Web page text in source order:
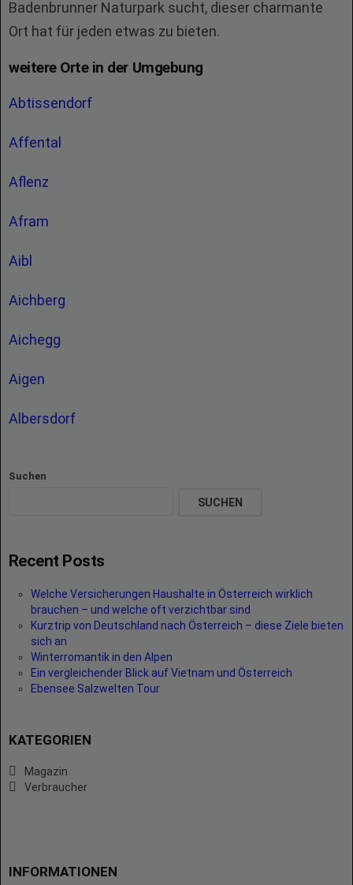
Badenbrunner Naturpark sucht, dieser charmante
Ort hat für jeden etwas zu bieten.
weitere Orte in der Umgebung
Abtissendorf
Affental
Aflenz
Afram
Aibl
Aichberg
Aichegg
Aigen
Albersdorf
Suchen
SUCHEN
Recent Posts
Welche Versicherungen Haushalte in Österreich wirklich
brauchen – und welche oft verzichtbar sind
Kurztrip von Deutschland nach Österreich – diese Ziele bieten
sich an
Winterromantik in den Alpen
Ein vergleichender Blick auf Vietnam und Österreich
Ebensee Salzwelten Tour
KATEGORIEN
Magazin
Verbraucher
INFORMATIONEN